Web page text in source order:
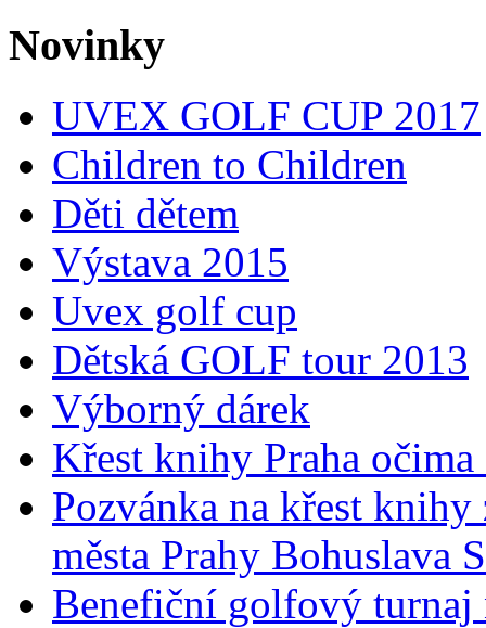
Novinky
UVEX GOLF CUP 2017
Children to Children
Děti dětem
Výstava 2015
Uvex golf cup
Dětská GOLF tour 2013
Výborný dárek
Křest knihy Praha očima
Pozvánka na křest
města Prahy Bohuslava
Benefiční golfový turnaj